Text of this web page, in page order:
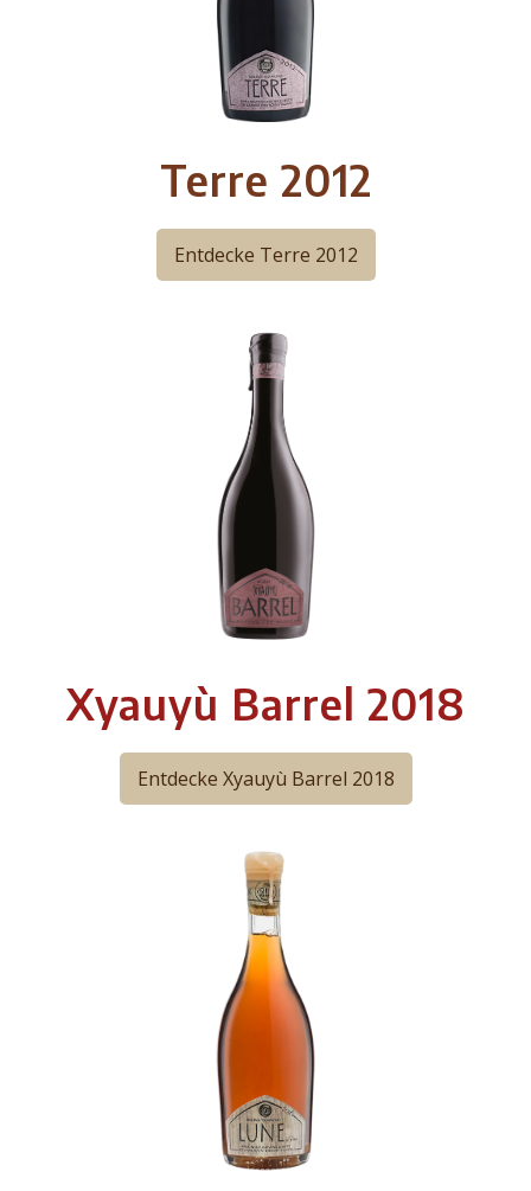
Terre 2012
Entdecke Terre 2012
Xyauyù Barrel 2018
Entdecke Xyauyù Barrel 2018